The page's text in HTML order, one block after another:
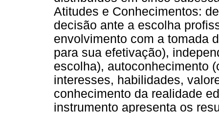
Atitudes e Conhecimentos:
decisão ante a escolha
envolvimento com a tomada
para sua efetivação),
escolha), autoconhecimento
interesses, habilidades,
conhecimento da realidade
instrumento apresenta os